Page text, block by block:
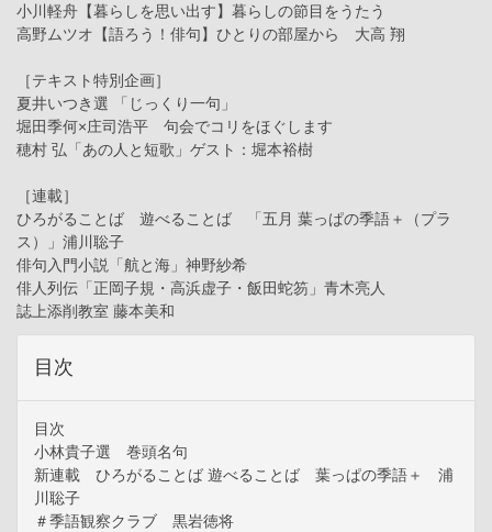
小川軽舟【暮らしを思い出す】暮らしの節目をうたう
高野ムツオ【語ろう！俳句】ひとりの部屋から 大高 翔
［テキスト特別企画］
夏井いつき選 「じっくり一句」
堀田季何×庄司浩平 句会でコリをほぐします
穂村 弘「あの人と短歌」ゲスト：堀本裕樹
［連載］
ひろがることば 遊べることば 「五月 葉っぱの季語＋（プラ
ス）」浦川聡子
俳句入門小説「航と海」神野紗希
俳人列伝「正岡子規・高浜虚子・飯田蛇笏」青木亮人
誌上添削教室 藤本美和
目次
目次
小林貴子選 巻頭名句
新連載 ひろがることば 遊べることば 葉っぱの季語＋ 浦
川聡子
＃季語観察クラブ 黒岩徳将